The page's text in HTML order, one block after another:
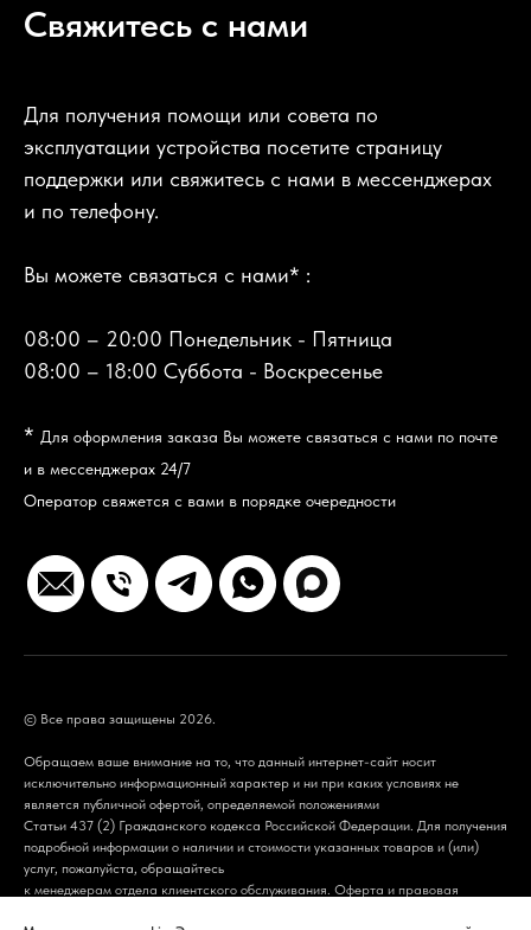
Свяжитесь с нами
Для получения помощи или совета по
эксплуатации устройства посетите страницу
поддержки или свяжитесь с нами в мессенджерах
и по телефону.
Вы можете связаться с нами* :
08:00 – 20:00 Понедельник - Пятница
08:00 – 18:00 Суббота - Воскресенье
* Для оформления заказа Вы можете связаться с нами по почте
и в мессенджерах 24/7
Оператор свяжется с вами в порядке очередности
© Все права защищены 2026.
Обращаем ваше внимание на то, что данный интернет-сайт носит
исключительно информационный характер и ни при каких условиях не
является публичной офертой, определяемой положениями
Статьи 437 (2) Гражданского кодекса Российской Федерации. Для получения
подробной информации о наличии и стоимости указанных товаров и (или)
услуг, пожалуйста, обращайтесь
к менеджерам отдела клиентского обслуживания. Оферта и правовая